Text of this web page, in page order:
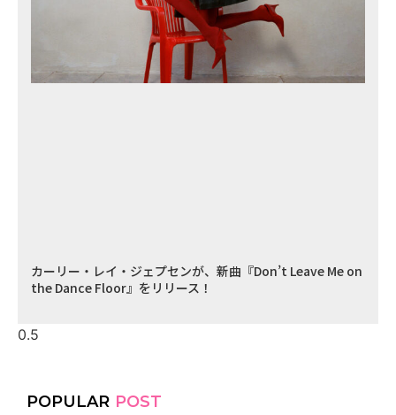
カーリー・レイ・ジェプセンが、新曲『Don’t Leave Me on
the Dance Floor』をリリース！
POPULAR POST